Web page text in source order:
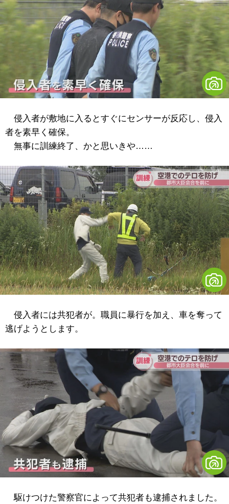
侵入者が敷地に入るとすぐにセンサーが反応し、侵入
者を素早く確保。
無事に訓練終了、かと思いきや……
侵入者には共犯者が。職員に暴行を加え、車を奪って
逃げようとします。
駆けつけた警察官によって共犯者も逮捕されました。